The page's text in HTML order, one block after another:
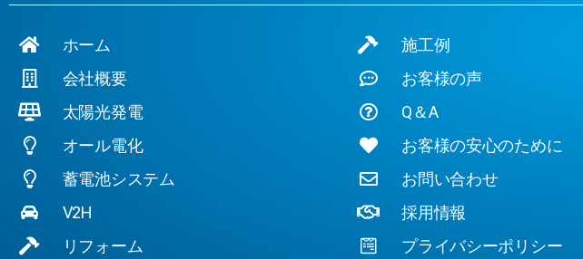
ホーム
会社概要
太陽光発電
オール電化
蓄電池システム
V2H
リフォーム
施工例
お客様の声
Q＆A
お客様の安心のために
お問い合わせ
採用情報
プライバシーポリシー